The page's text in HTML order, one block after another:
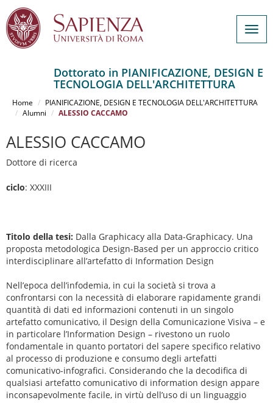
contenuto
Dottorato in PIANIFICAZIONE, DESIGN E
TECNOLOGIA DELL'ARCHITETTURA
Home
PIANIFICAZIONE, DESIGN E TECNOLOGIA DELL'ARCHITETTURA
Alumni
ALESSIO CACCAMO
ALESSIO CACCAMO
Dottore di ricerca
ciclo: XXXIII
Titolo della tesi: Dalla Graphicacy alla Data-Graphicacy. Una
proposta metodologica Design-Based per un approccio critico
interdisciplinare all’artefatto di Information Design
Nell’epoca dell’infodemia, in cui la società si trova a
confrontarsi con la necessità di elaborare rapidamente grandi
quantità di dati ed informazioni contenuti in un singolo
artefatto comunicativo, il Design della Comunicazione Visiva – e
in particolare l’Information Design – rivestono un ruolo
fondamentale in quanto portatori del sapere specifico relativo
al processo di produzione e consumo degli artefatti
comunicativo-infografici. Considerando che la decodifica di
qualsiasi artefatto comunicativo di information design appare
inconsapevolmente facile, in virtù dell’uso di un linguaggio